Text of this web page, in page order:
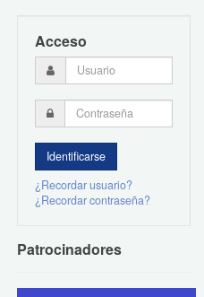
Acceso
¿Recordar usuario?
¿Recordar contraseña?
Patrocinadores